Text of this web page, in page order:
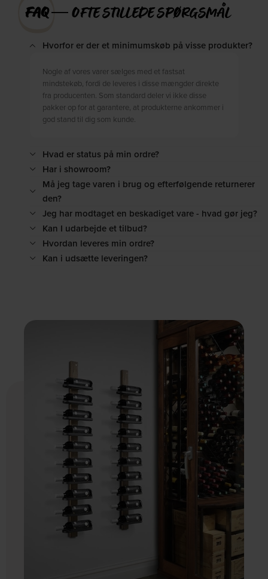
FAQ― OFTE STILLEDE SPØRGSMÅL
Hvorfor er der et minimumskøb på visse produkter?
Nogle af vores varer sælges med et fastsat
mindstekøb, fordi de leveres i disse mængder direkte
fra producenten. Som standard deler vi ikke disse
pakker op for at garantere, at produkterne ankommer i
god stand til dig som kunde.
Hvad er status på min ordre?
Har i showroom?
Må jeg tage varen i brug og efterfølgende returnerer
den?
Jeg har modtaget en beskadiget vare - hvad gør jeg?
Kan I udarbejde et tilbud?
Hvordan leveres min ordre?
Kan i udsætte leveringen?